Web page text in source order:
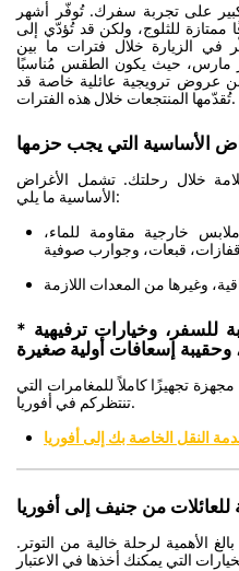
على تجربة سفرك. تُوفّر أشهر
ممتازة للثلوج، ولكن قد تُؤدّي إلى
في الزيارة خلال فترات ما بين
مارس، حيث يكون الطقس مُناسبًا
عروض ترويجية عائلية خاصة قد
تُقدّمها المنتجعات خلال هذه الفترات.
الأساسية التي يجب حزمها
خلال رحلتك. تشمل الأغراض
الأساسية ما يلي:
خارجية مقاومة للماء،
* للسفر، وخيارات ترفيهية
تجهيزًا كاملاً للمغامرات التي
تنتظركم في أفوريا.
النقل الخاصة بك إلى أفوريا
من جنيف إلى أفوريا
الأهمية لرحلة خالية من التوتر.